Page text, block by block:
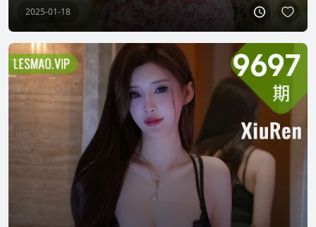
2025-01-18